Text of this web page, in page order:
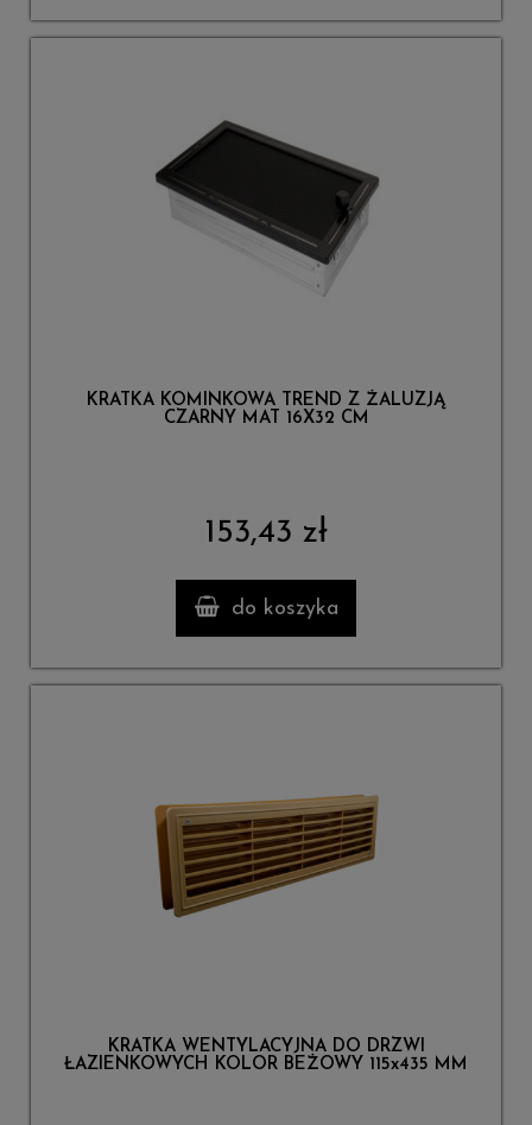
KRATKA KOMINKOWA TREND Z ŻALUZJĄ
CZARNY MAT 16X32 CM
153,43 zł
do koszyka
KRATKA WENTYLACYJNA DO DRZWI
ŁAZIENKOWYCH KOLOR BEŻOWY 115x435 MM